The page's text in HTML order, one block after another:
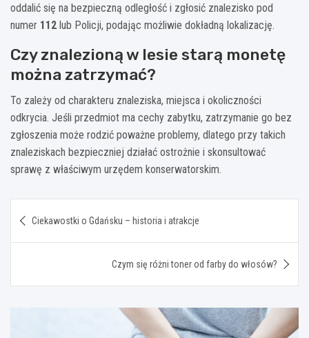
oddalić się na bezpieczną odległość i zgłosić znalezisko pod
numer 112 lub Policji, podając możliwie dokładną lokalizację.
Czy znalezioną w lesie starą monetę
można zatrzymać?
To zależy od charakteru znaleziska, miejsca i okoliczności
odkrycia. Jeśli przedmiot ma cechy zabytku, zatrzymanie go bez
zgłoszenia może rodzić poważne problemy, dlatego przy takich
znaleziskach bezpieczniej działać ostrożnie i skonsultować
sprawę z właściwym urzędem konserwatorskim.
wpisu
Ciekawostki o Gdańsku – historia i atrakcje
Czym się różni toner od farby do włosów?